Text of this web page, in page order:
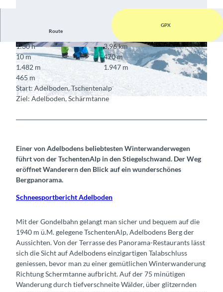
© Adelboden Tourismus
© Berner Wanderwege
Route
GPX
1:30 h
3,96 km
10 m
470 m
1.482 m
1.947 m
465 m
Start: Adelboden, Tschentenalp
Ziel: Adelboden, Schärmtanne
Einer von Adelbodens beliebtesten Winterwanderwegen
führt von der TschentenAlp in den Stiegelschwand. Der Weg
eröffnet Wanderern den Blick auf ein wunderschönes
Bergpanorama.
Schneesportbericht Adelboden
Mit der Gondelbahn gelangt man sicher und bequem auf die
1940 m ü.M. gelegene TschentenAlp, Adelbodens Berg der
Aussichten. Von der Terrasse des Panorama-Restaurants lässt
sich die Sicht auf Adelbodens einzigartigen Talabschluss
geniessen, bevor man zu einer gemütlichen Winterwanderung
Richtung Schermtanne aufbricht. Auf der 75 minütigen
Wanderung durch tiefverschneite Wälder, über glitzernden